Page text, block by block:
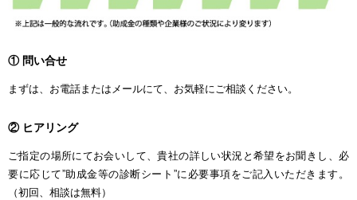
① 問い合せ
まずは、お電話またはメールにて、お気軽にご相談ください。
② ヒアリング
ご指定の場所にてお会いして、貴社の詳しい状況と希望をお聞きし、必
要に応じて”助成金等の診断シート”に必要事項をご記入いただきます。
（初回、相談は無料）